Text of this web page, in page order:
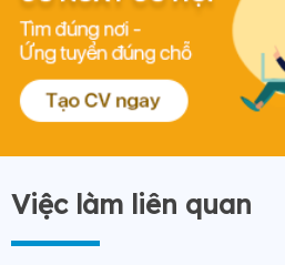
Việc làm liên quan